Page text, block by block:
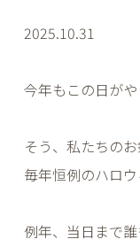
2025.10.31
今年もこの日がや
そう、私たちのお
毎年恒例のハロ
例年、当日まで